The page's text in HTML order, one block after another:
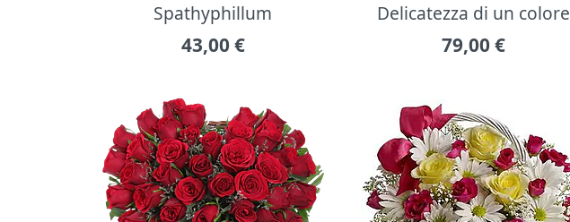
Spathyphillum
43,00 €
Delicatezza di un colore
79,00 €